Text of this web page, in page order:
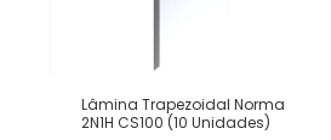
Lâmina Trapezoidal Norma
2N1H CS100 (10 Unidades)